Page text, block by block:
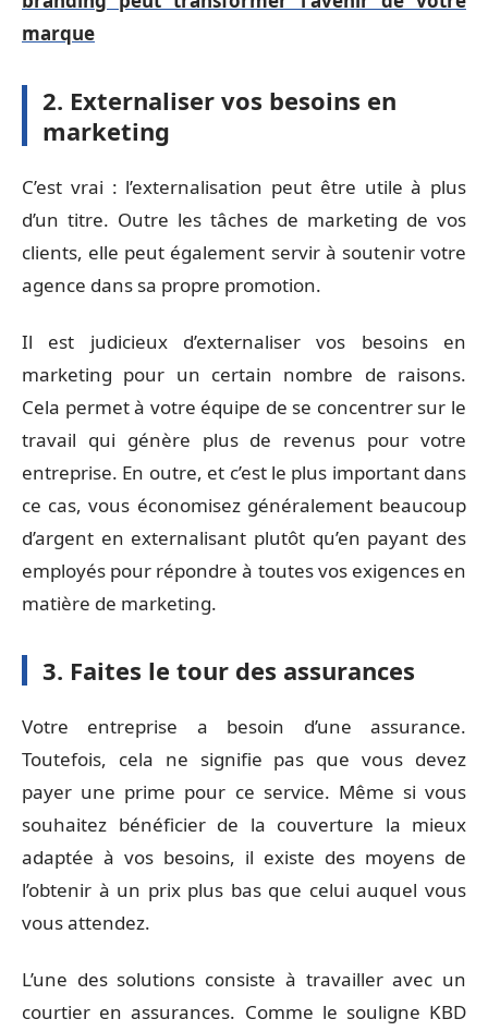
marque
2. Externaliser vos besoins en
marketing
C’est vrai : l’externalisation peut être utile à plus
d’un titre. Outre les tâches de marketing de vos
clients, elle peut également servir à soutenir votre
agence dans sa propre promotion.
Il est judicieux d’externaliser vos besoins en
marketing pour un certain nombre de raisons.
Cela permet à votre équipe de se concentrer sur le
travail qui génère plus de revenus pour votre
entreprise. En outre, et c’est le plus important dans
ce cas, vous économisez généralement beaucoup
d’argent en externalisant plutôt qu’en payant des
employés pour répondre à toutes vos exigences en
matière de marketing.
3. Faites le tour des assurances
Votre entreprise a besoin d’une assurance.
Toutefois, cela ne signifie pas que vous devez
payer une prime pour ce service. Même si vous
souhaitez bénéficier de la couverture la mieux
adaptée à vos besoins, il existe des moyens de
l’obtenir à un prix plus bas que celui auquel vous
vous attendez.
L’une des solutions consiste à travailler avec un
courtier en assurances. Comme le souligne KBD